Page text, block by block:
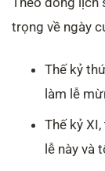
trọng về ngày
Thế kỷ
làm lễ
Thế kỷ
lễ này và